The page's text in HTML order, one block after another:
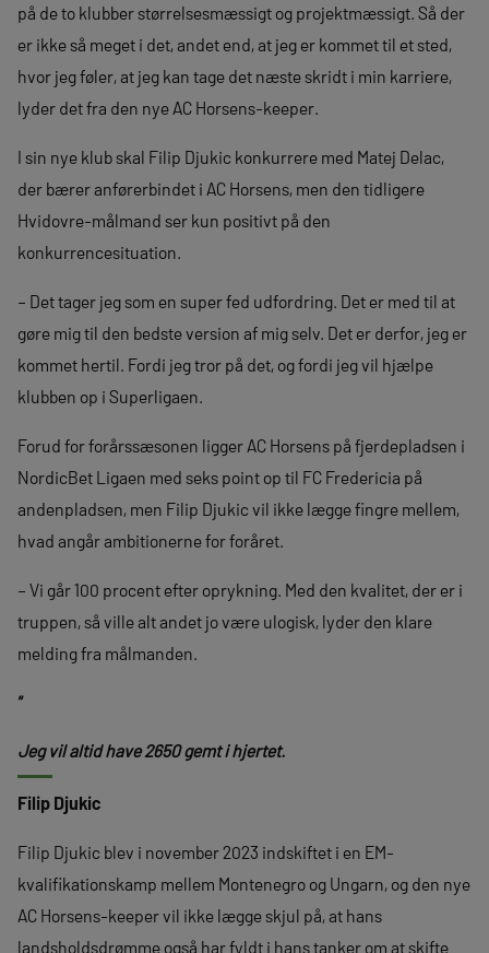
på de to klubber størrelsesmæssigt og projektmæssigt. Så der
er ikke så meget i det, andet end, at jeg er kommet til et sted,
hvor jeg føler, at jeg kan tage det næste skridt i min karriere,
lyder det fra den nye AC Horsens-keeper.
I sin nye klub skal Filip Djukic konkurrere med Matej Delac,
der bærer anførerbindet i AC Horsens, men den tidligere
Hvidovre-målmand ser kun positivt på den
konkurrencesituation.
– Det tager jeg som en super fed udfordring. Det er med til at
gøre mig til den bedste version af mig selv. Det er derfor, jeg er
kommet hertil. Fordi jeg tror på det, og fordi jeg vil hjælpe
klubben op i Superligaen.
Forud for forårssæsonen ligger AC Horsens på fjerdepladsen i
NordicBet Ligaen med seks point op til FC Fredericia på
andenpladsen, men Filip Djukic vil ikke lægge fingre mellem,
hvad angår ambitionerne for foråret.
– Vi går 100 procent efter oprykning. Med den kvalitet, der er i
truppen, så ville alt andet jo være ulogisk, lyder den klare
melding fra målmanden.
“
Jeg vil altid have 2650 gemt i hjertet.
Filip Djukic
Filip Djukic blev i november 2023 indskiftet i en EM-
kvalifikationskamp mellem Montenegro og Ungarn, og den nye
AC Horsens-keeper vil ikke lægge skjul på, at hans
landsholdsdrømme også har fyldt i hans tanker om at skifte